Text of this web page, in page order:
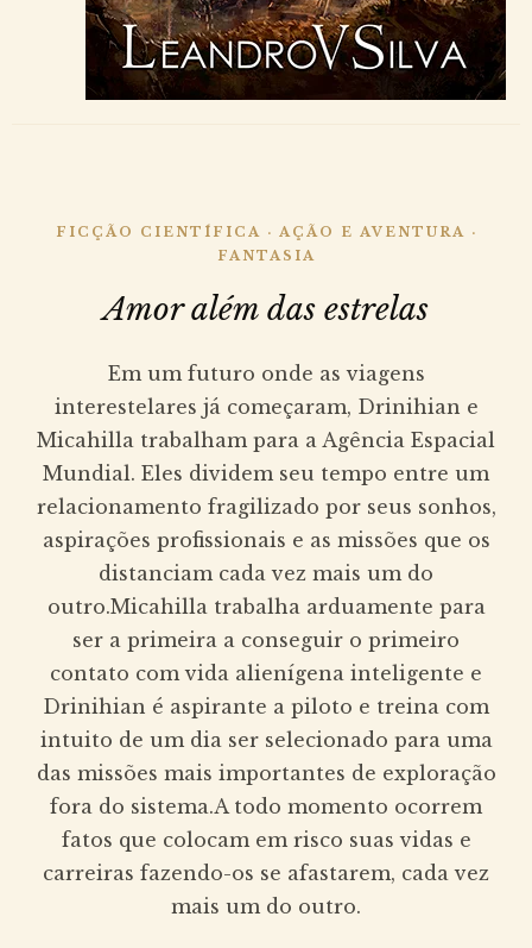
FICÇÃO CIENTÍFICA · AÇÃO E AVENTURA ·
FANTASIA
Amor além das estrelas
Em um futuro onde as viagens
interestelares já começaram, Drinihian e
Micahilla trabalham para a Agência Espacial
Mundial. Eles dividem seu tempo entre um
relacionamento fragilizado por seus sonhos,
aspirações profissionais e as missões que os
distanciam cada vez mais um do
outro.Micahilla trabalha arduamente para
ser a primeira a conseguir o primeiro
contato com vida alienígena inteligente e
Drinihian é aspirante a piloto e treina com
intuito de um dia ser selecionado para uma
das missões mais importantes de exploração
fora do sistema.A todo momento ocorrem
fatos que colocam em risco suas vidas e
carreiras fazendo-os se afastarem, cada vez
mais um do outro.